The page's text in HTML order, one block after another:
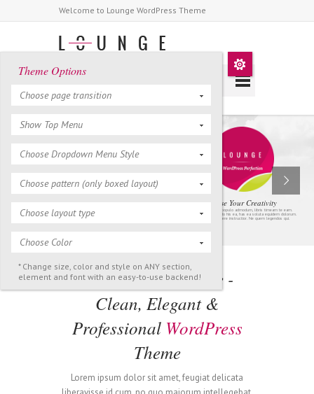
Welcome to Lounge WordPress Theme
Eam ea duis populo admodum, libris timeam te eam.
Habemus vivendo his ea, has ea soluta equidem dolorum.
Quem appetere instructior. Ne quem legendos qui.
Release Your Creativity
Welcome To Lounge -
Clean, Elegant &
Professional WordPress
Theme
Lorem ipsum dolor sit amet, feugiat delicata
Theme Options
Choose page transition
Show Top Menu
Choose Dropdown Menu Style
Choose pattern (only boxed layout)
Choose layout type
Choose Color
* Change size, color and style on ANY section,
element and font with an easy-to-use backend!